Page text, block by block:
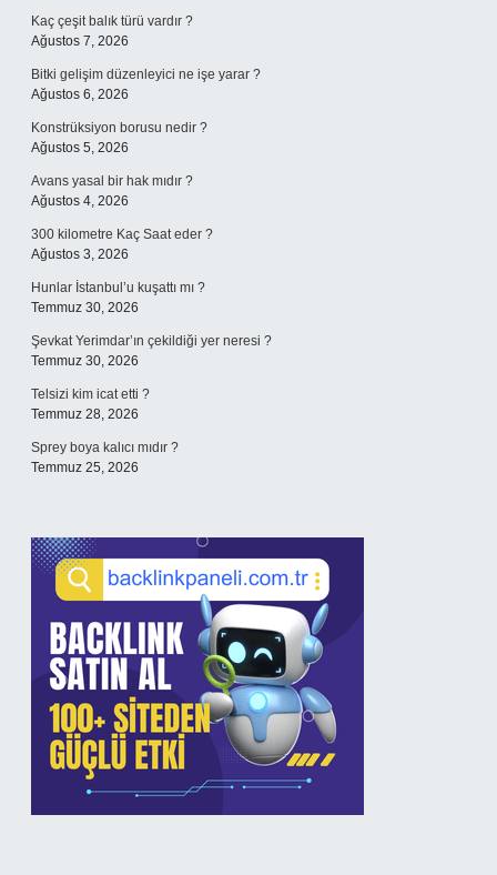
Kaç çeşit balık türü vardır ?
Ağustos 7, 2026
Bitki gelişim düzenleyici ne işe yarar ?
Ağustos 6, 2026
Konstrüksiyon borusu nedir ?
Ağustos 5, 2026
Avans yasal bir hak mıdır ?
Ağustos 4, 2026
300 kilometre Kaç Saat eder ?
Ağustos 3, 2026
Hunlar İstanbul’u kuşattı mı ?
Temmuz 30, 2026
Şevkat Yerimdar’ın çekildiği yer neresi ?
Temmuz 30, 2026
Telsizi kim icat etti ?
Temmuz 28, 2026
Sprey boya kalıcı mıdır ?
Temmuz 25, 2026